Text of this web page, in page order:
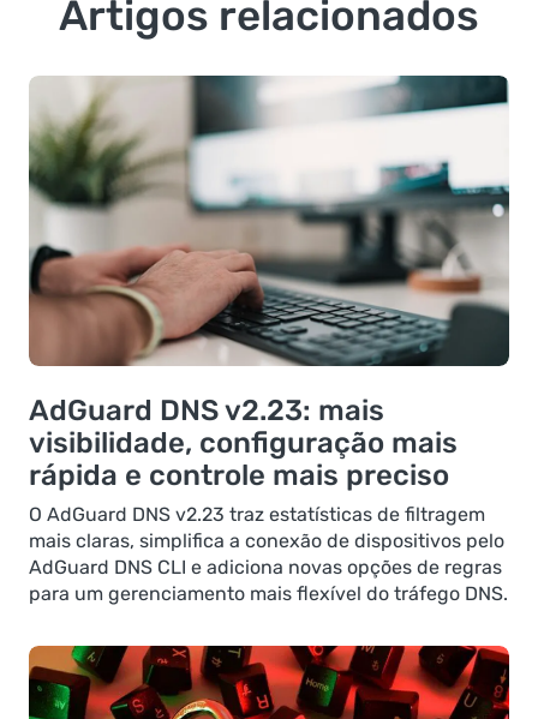
Artigos relacionados
AdGuard DNS v2.23: mais
visibilidade, configuração mais
rápida e controle mais preciso
O AdGuard DNS v2.23 traz estatísticas de filtragem
mais claras, simplifica a conexão de dispositivos pelo
AdGuard DNS CLI e adiciona novas opções de regras
para um gerenciamento mais flexível do tráfego DNS.